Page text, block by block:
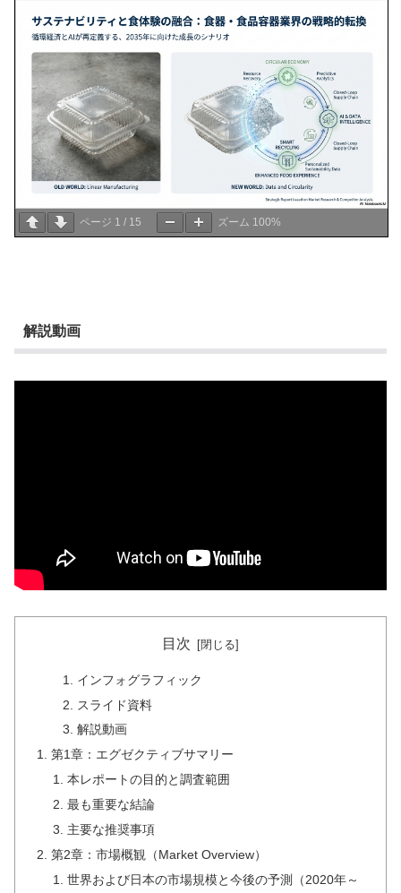
ページ 1 / 15 ズーム 100%
解説動画
目次
インフォグラフィック
スライド資料
解説動画
第1章：エグゼクティブサマリー
本レポートの目的と調査範囲
最も重要な結論
主要な推奨事項
第2章：市場概観（Market Overview）
世界および日本の市場規模と今後の予測（2020年～